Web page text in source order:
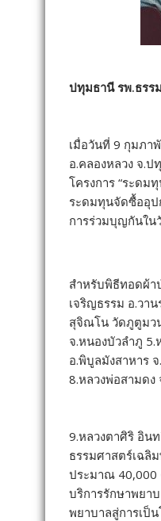
ปทุมธานี รพ.ธรร
เมื่อวันที่ 9 กุมภา
อ.คลองหลวง จ.
โครงการ “ระดม
ระดมทุนจัดซื้ออุป
การร่วมบุญกันใน
สำหรับพิธีทอดผ้า
เจริญธรรม อ.วา
สุจิณโน วัดภูตูมว
จ.หนองบัวลำภู
อ.พิบูลมังสาหาร
8.หลวงพ่อสามด
9.หลวงตาศิริ อิน
ธรรมศาสตร์เฉลิ
ประมาณ 40,000
บริการรักษาพยา
พยาบาลสู่การเป็